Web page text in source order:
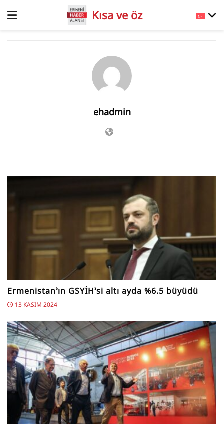
Kısa ve öz
ehadmin
Ermenistan’ın GSYİH’si altı ayda %6.5 büyüdü
13 KASIM 2024